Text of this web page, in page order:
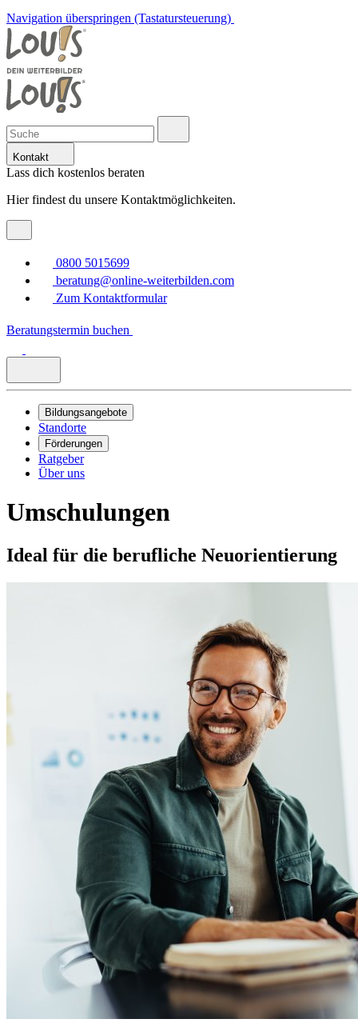
Navigation überspringen (Tastatursteuerung)
Kontakt
Lass dich kostenlos beraten
Hier findest du unsere Kontaktmöglichkeiten.
0800 5015699
beratung@online-weiterbilden.com
Zum Kontaktformular
Beratungstermin buchen
Bildungsangebote
Standorte
Förderungen
Ratgeber
Über uns
Umschulungen
Ideal für die berufliche Neuorientierung